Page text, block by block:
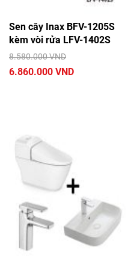
Sen cây Inax BFV-1205S
kèm vòi rửa LFV-1402S
8.580.000 VND
6.860.000 VND